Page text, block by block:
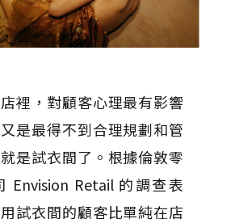
裡，對顧客心理最有影響
是最得不到合理規劃和管
是試衣間了。根據倫敦零
Envision Retail 的調查表
試衣間的顧客比單純在店